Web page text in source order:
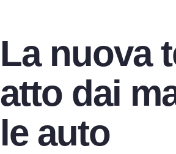
La nuova
atto dai
le auto